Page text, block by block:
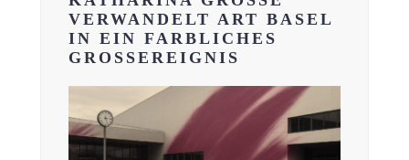
VERWANDELT ART BASEL
IN EIN FARBLICHES
GROSSEREIGNIS